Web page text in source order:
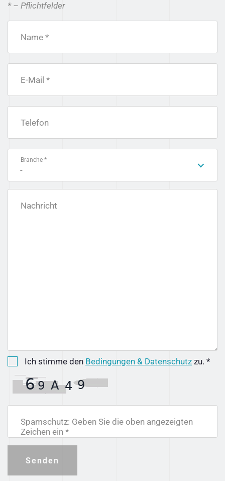
* – Pflichtfelder
Name *
E-Mail *
Telefon
Branche *
-
Nachricht
Ich stimme den Bedingungen & Datenschutz zu. *
Spamschutz: Geben Sie die oben angezeigten
Zeichen ein *
Senden